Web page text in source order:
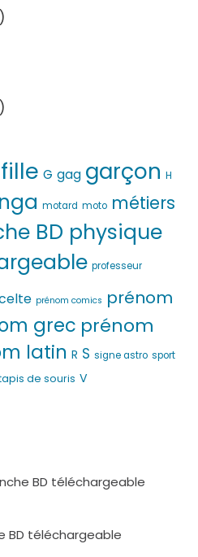
fille G gag garçon H
motard moto métiers
BD physique
professeur
prénom comics prénom
grec prénom
latin R S signe astro sport
de souris V
BD téléchargeable
:
BD téléchargeable